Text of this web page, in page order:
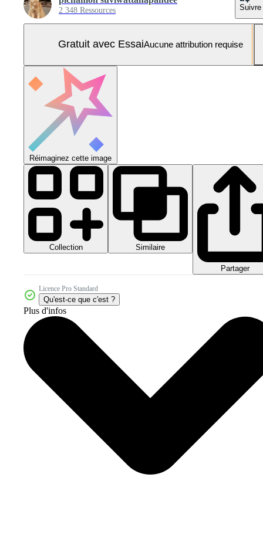
2 348 Ressources Suivre
Gratuit avec EssaiAucune attribution requise
Réimaginez cette image
Collection Similaire
Partager
Licence Pro Standard
Qu'est-ce que c'est ?
Plus d'infos